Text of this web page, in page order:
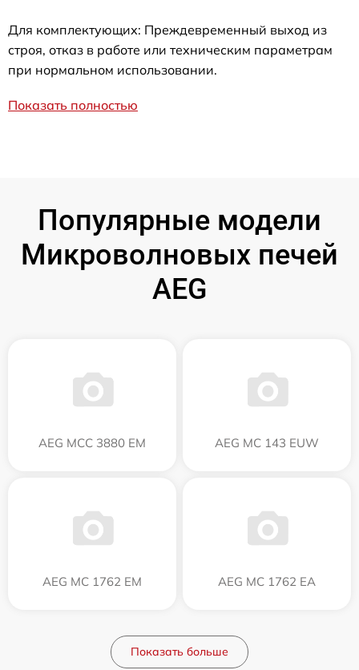
Для комплектующих: Преждевременный выход из
строя, отказ в работе или техническим параметрам
при нормальном использовании.
Показать полностью
Популярные модели
Микроволновых печей
AEG
AEG MCC 3880 EM AEG MC 143 EUW
AEG MC 1762 EM AEG MC 1762 EA
Показать больше